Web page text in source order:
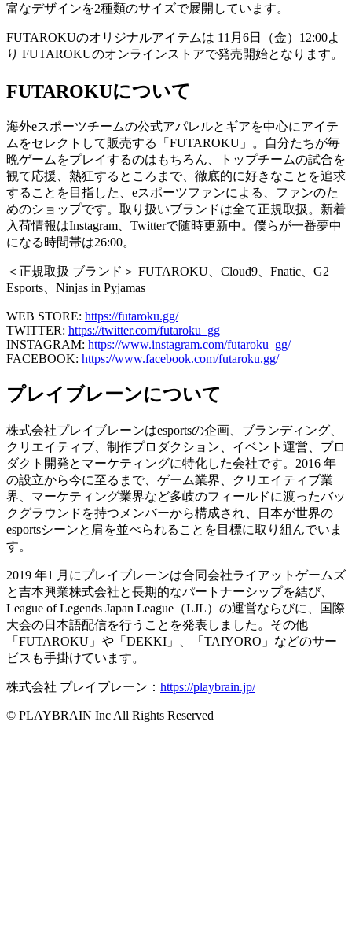
富なデザインを2種類のサイズで展開しています。
FUTAROKUのオリジナルアイテムは 11月6日（金）12:00よ
り FUTAROKUのオンラインストアで発売開始となります。
FUTAROKUについて
海外eスポーツチームの公式アパレルとギアを中心にアイテ
ムをセレクトして販売する「FUTAROKU」。自分たちが毎
晩ゲームをプレイするのはもちろん、トップチームの試合を
観て応援、熱狂するところまで、徹底的に好きなことを追求
することを目指した、eスポーツファンによる、ファンのた
めのショップです。取り扱いブランドは全て正規取扱。新着
入荷情報はInstagram、Twitterで随時更新中。僕らが一番夢中
になる時間帯は26:00。
＜正規取扱 ブランド＞ FUTAROKU、Cloud9、Fnatic、G2
Esports、Ninjas in Pyjamas
WEB STORE: https://futaroku.gg/
TWITTER: https://twitter.com/futaroku_gg
INSTAGRAM: https://www.instagram.com/futaroku_gg/
FACEBOOK: https://www.facebook.com/futaroku.gg/
プレイブレーンについて
株式会社プレイブレーンはesportsの企画、ブランディング、
クリエイティブ、制作プロダクション、イベント運営、プロ
ダクト開発とマーケティングに特化した会社です。2016 年
の設立から今に至るまで、ゲーム業界、クリエイティブ業
界、マーケティング業界など多岐のフィールドに渡ったバッ
クグラウンドを持つメンバーから構成され、日本が世界の
esportsシーンと肩を並べられることを目標に取り組んでいま
す。
2019 年1 月にプレイブレーンは合同会社ライアットゲームズ
と吉本興業株式会社と長期的なパートナーシップを結び、
League of Legends Japan League（LJL）の運営ならびに、国際
大会の日本語配信を行うことを発表しました。その他
「FUTAROKU」や「DEKKI」、「TAIYORO」などのサー
ビスも手掛けています。
株式会社 プレイブレーン： https://playbrain.jp/
© PLAYBRAIN Inc All Rights Reserved